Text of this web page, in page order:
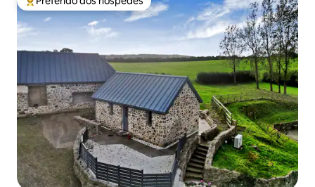
Entre os melhores preferidos dos hóspedes